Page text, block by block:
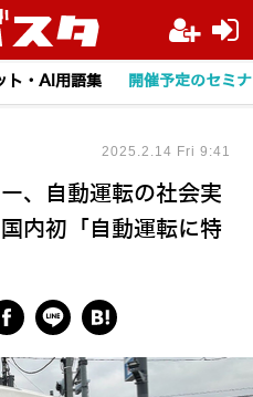
ト・AI用語集 開催予定のセミ
、自動運転の社会実
内初「自動運転に特
2025.2.14 Fri 9:41